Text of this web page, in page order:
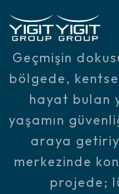
Geçmişin
bölgede,
hayat bulan
yaşamın
araya
merkezinde
projede;